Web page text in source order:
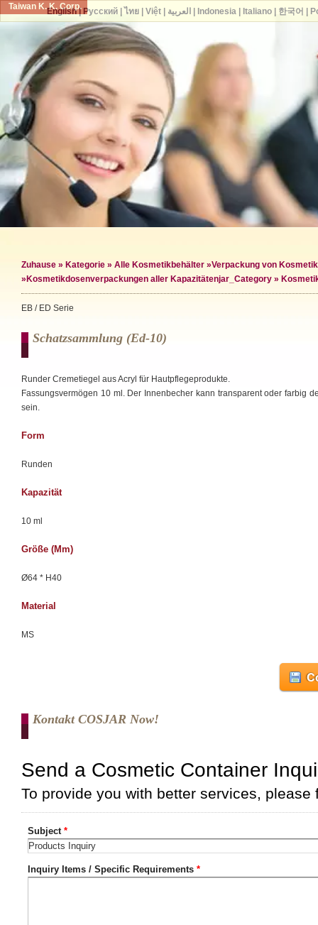
Taiwan K. K. Corp.
Zuhause » Kategorie » Alle Kosmetikbehälter »Verpackung von
» Kosmetikdosenverpackungen aller Kapazitätenjar_Category »
EB / ED Serie
Schatzsammlung (ed-10)
Runder Cremetiegel aus Acryl für Hautpflegeprodukte.
Fassungsvermögen 10 ml. Der Innenbecher kann transparent oder farbig
sein.
Form
Runden
Kapazität
10 ml
Größe (mm)
Ø64 * H40
Material
MS
Kontakt COSJAR Now!
English| Русский| ไทย| Việt| العربية Indonesia| Italiano| 한국어